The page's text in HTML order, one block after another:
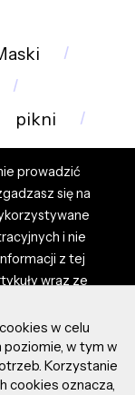
pikni
prowadzić
się na
i nie
z tej
wraz ze
portalu są
i właściciel
za tresci
Dodając
portalu oraz
w celu
poziomie, w tym w
Korzystanie
cookies oznacza,